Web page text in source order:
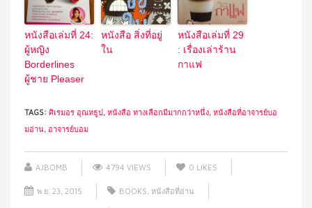
หนังสือเล่มที่ 24:
ผู้หญิง
Borderlines
ผู้ชาย Pleaser
หนังสือ สิ่งที่อยู่
ใน
หนังสือเล่มที่ 29
: เรื่องเล่าร้าน
กาแฟ
TAGS: ศิเรมอร อุณหธูป หนังสือ ทางเลือกมีมากกว่าหนึ่ง หนังสือที่อาจารย์บอ
มอ่าน
อาจารย์บอม
AJBOMB 4794 VIEWS 0 LIKES
พ.ย. 23, 2015 BOOKS หนังสือที่อ่าน